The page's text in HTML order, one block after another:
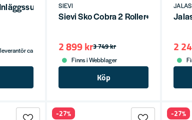
Stable Track Neutral
ca
SIEVI
Sievi Sko Cobra 2 Roller+ BOA
3 749 kr
2 899 kr
Finns i Webblager
Köp
JALAS
2
-27% -27%